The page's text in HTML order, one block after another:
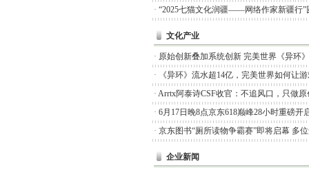
· “2025七猫文化润疆——网络作家新疆行”
文化产业
· 原始创新叠加系统创新 完美世界《异环
·
《异环》流水超14亿，完美世界如何让游
· Arrtx阿泰诗CSF收官：不追风口，只做原
· 6月17日晚8点京东618巅峰28小时重磅开
· 京东图书“厕所读物争霸赛”即将启幕 多
企业新闻